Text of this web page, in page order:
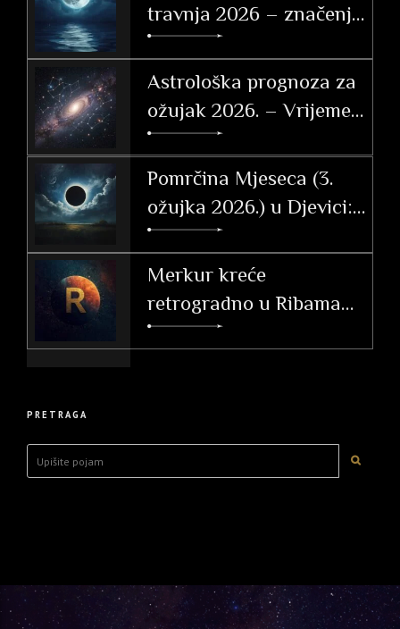
travnja 2026 – značenje
po znakovima
Astrološka prognoza za
ožujak 2026. – Vrijeme
tranzicije, akcije i velikih
otkrića
Pomrčina Mjeseca (3.
ožujka 2026.) u Djevici:
Vodič i utjecaj po
ascendentu
Merkur kreće
retrogradno u Ribama
(26. 2. – 20. 3. 2026.)
PRETRAGA